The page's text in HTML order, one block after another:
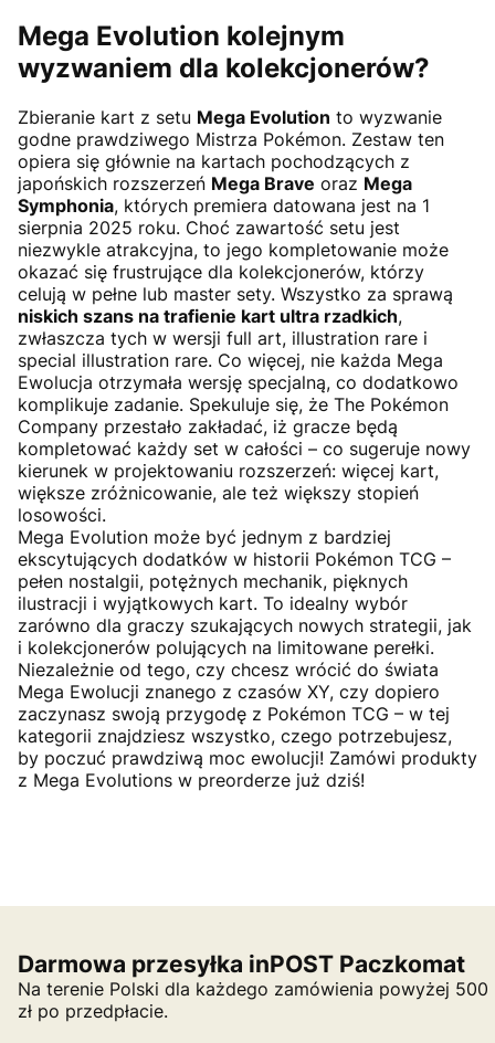
Mega Evolution kolejnym
wyzwaniem dla kolekcjonerów?
Zbieranie kart z setu Mega Evolution to wyzwanie
godne prawdziwego Mistrza Pokémon. Zestaw ten
opiera się głównie na kartach pochodzących z
japońskich rozszerzeń Mega Brave oraz Mega
Symphonia, których premiera datowana jest na 1
sierpnia 2025 roku. Choć zawartość setu jest
niezwykle atrakcyjna, to jego kompletowanie może
okazać się frustrujące dla kolekcjonerów, którzy
celują w pełne lub master sety. Wszystko za sprawą
niskich szans na trafienie kart ultra rzadkich,
zwłaszcza tych w wersji full art, illustration rare i
special illustration rare. Co więcej, nie każda Mega
Ewolucja otrzymała wersję specjalną, co dodatkowo
komplikuje zadanie. Spekuluje się, że The Pokémon
Company przestało zakładać, iż gracze będą
kompletować każdy set w całości – co sugeruje nowy
kierunek w projektowaniu rozszerzeń: więcej kart,
większe zróżnicowanie, ale też większy stopień
losowości.
Mega Evolution może być jednym z bardziej
ekscytujących dodatków w historii Pokémon TCG –
pełen nostalgii, potężnych mechanik, pięknych
ilustracji i wyjątkowych kart. To idealny wybór
zarówno dla graczy szukających nowych strategii, jak
i kolekcjonerów polujących na limitowane perełki.
Niezależnie od tego, czy chcesz wrócić do świata
Mega Ewolucji znanego z czasów XY, czy dopiero
zaczynasz swoją przygodę z Pokémon TCG – w tej
kategorii znajdziesz wszystko, czego potrzebujesz,
by poczuć prawdziwą moc ewolucji! Zamówi produkty
z Mega Evolutions w preorderze już dziś!
Darmowa przesyłka inPOST Paczkomat
Na terenie Polski dla każdego zamówienia powyżej 500
zł po przedpłacie.